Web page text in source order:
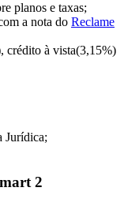
planos e taxas;
a nota do Reclame
crédito à vista(3,15%)
Jurídica;
2